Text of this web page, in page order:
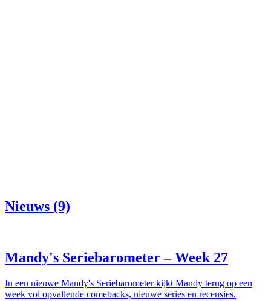
Nieuws (9)
Mandy's Seriebarometer – Week 27
In een nieuwe Mandy's Seriebarometer kijkt Mandy terug op een
week vol opvallende comebacks, nieuwe series en recensies.